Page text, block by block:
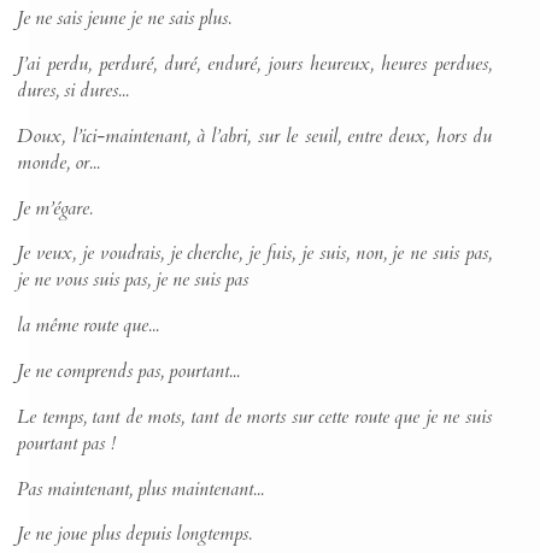
Je ne sais jeune je ne sais plus.
J’ai perdu, perduré, duré, enduré, jours heureux, heures perdues,
dures, si dures...
Doux, l’ici-maintenant, à l’abri, sur le seuil, entre deux, hors du
monde, or...
Je m’égare.
Je veux, je voudrais, je cherche, je fuis, je suis, non, je ne suis pas,
je ne vous suis pas, je ne suis pas
la même route que...
Je ne comprends pas, pourtant...
Le temps, tant de mots, tant de morts sur cette route que je ne suis
pourtant pas !
Pas maintenant, plus maintenant...
Je ne joue plus depuis longtemps.